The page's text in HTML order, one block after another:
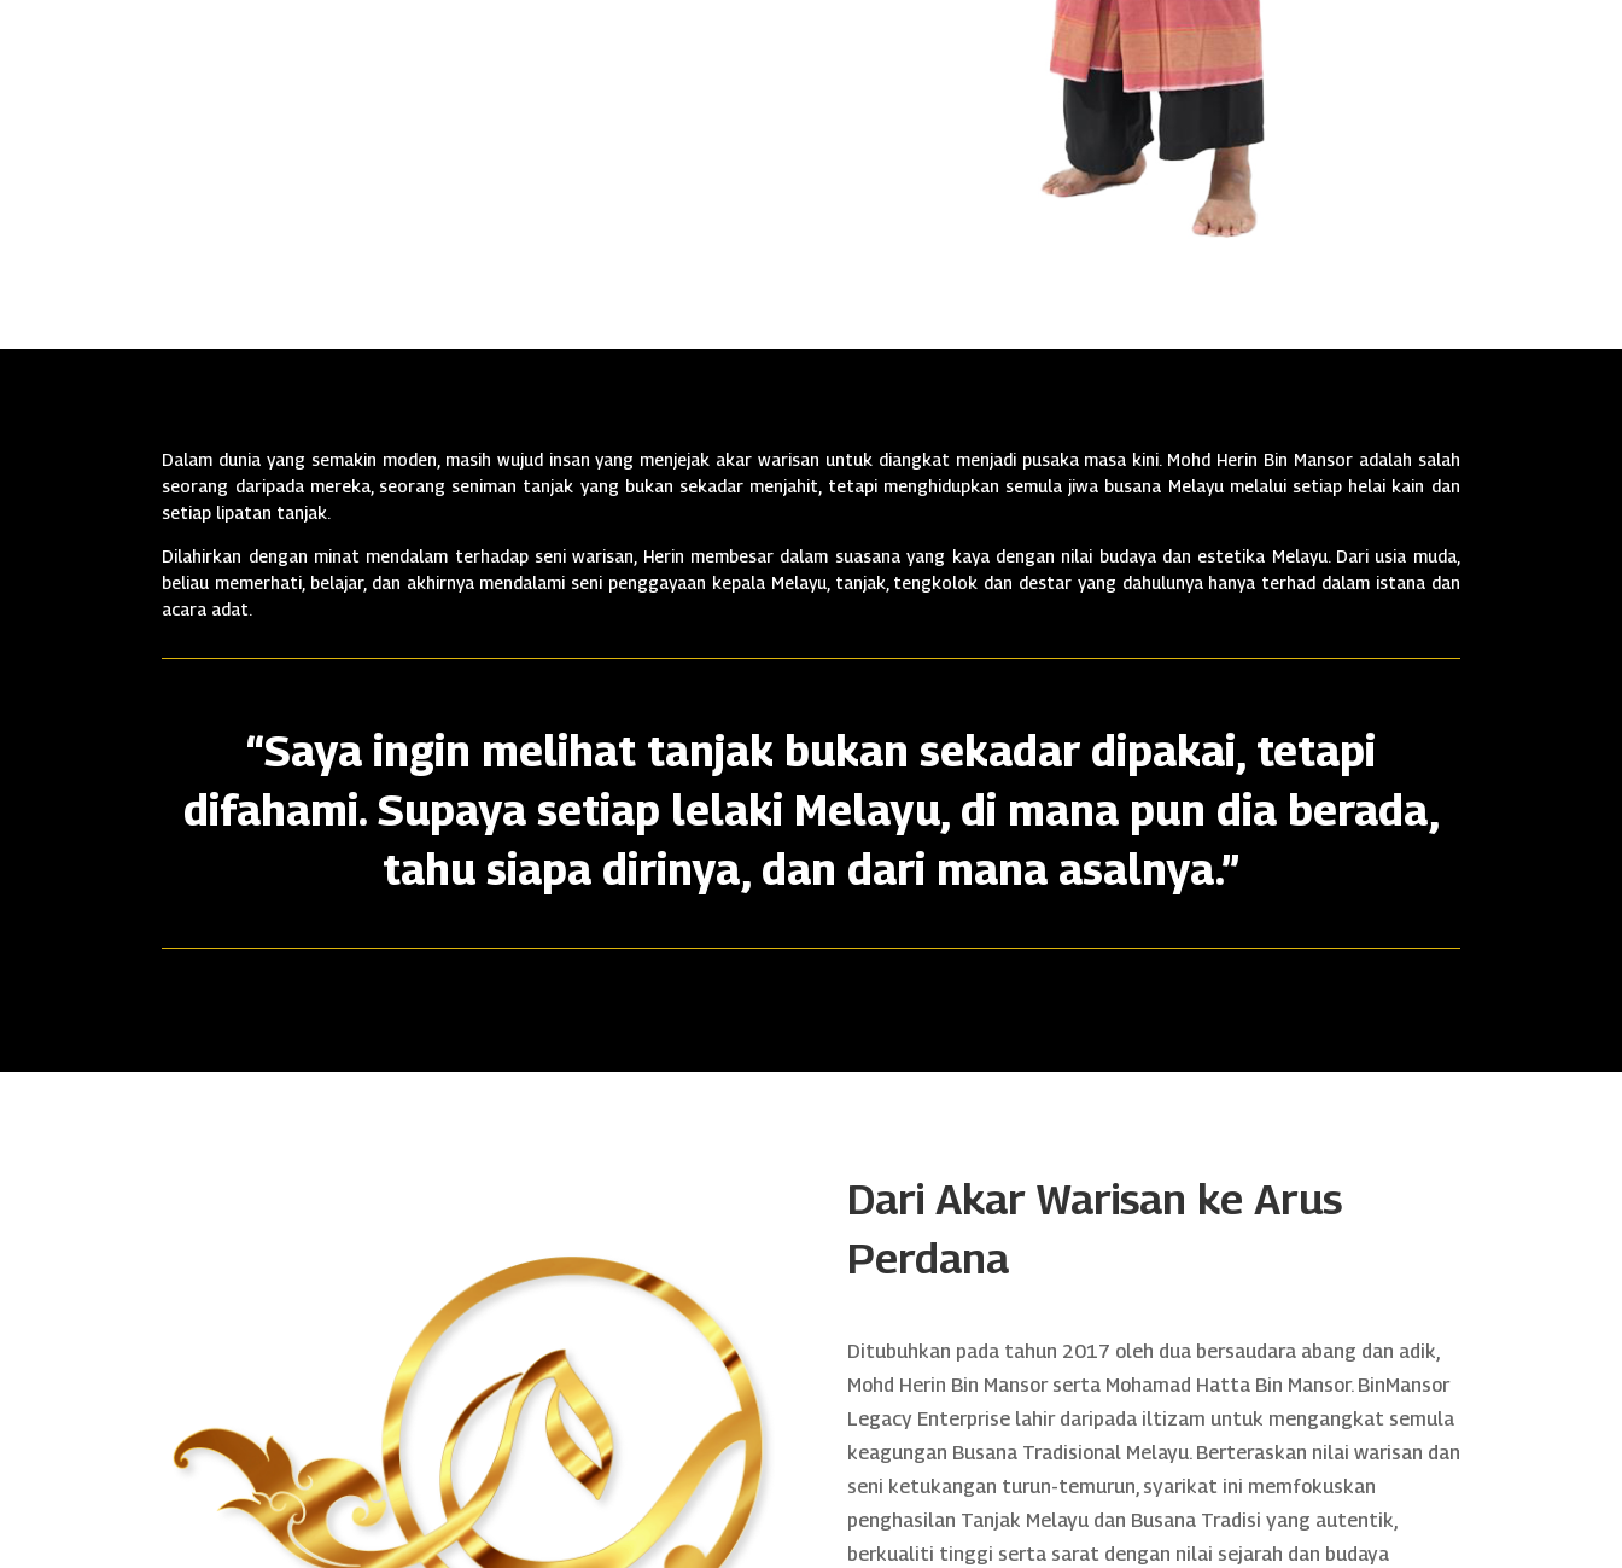
Dalam dunia yang semakin moden, masih wujud insan yang menjejak akar warisan untuk diangkat menjadi pusaka masa kini. Mohd Herin Bin Mansor adalah salah
seorang daripada mereka, seorang seniman tanjak yang bukan sekadar menjahit, tetapi menghidupkan semula jiwa busana Melayu melalui setiap helai kain dan
setiap lipatan tanjak.
Dilahirkan dengan minat mendalam terhadap seni warisan, Herin membesar dalam suasana yang kaya dengan nilai budaya dan estetika Melayu. Dari usia muda,
beliau memerhati, belajar, dan akhirnya mendalami seni penggayaan kepala Melayu, tanjak, tengkolok dan destar yang dahulunya hanya terhad dalam istana dan
acara adat.
“Saya ingin melihat tanjak bukan sekadar dipakai, tetapi
difahami. Supaya setiap lelaki Melayu, di mana pun dia berada,
tahu siapa dirinya, dan dari mana asalnya.”
Dari Akar Warisan ke Arus
Perdana
Ditubuhkan pada tahun 2017 oleh dua bersaudara abang dan adik,
Mohd Herin Bin Mansor serta Mohamad Hatta Bin Mansor. BinMansor
Legacy Enterprise lahir daripada iltizam untuk mengangkat semula
keagungan Busana Tradisional Melayu. Berteraskan nilai warisan dan
seni ketukangan turun-temurun, syarikat ini memfokuskan
penghasilan Tanjak Melayu dan Busana Tradisi yang autentik,
berkualiti tinggi serta sarat dengan nilai sejarah dan budaya